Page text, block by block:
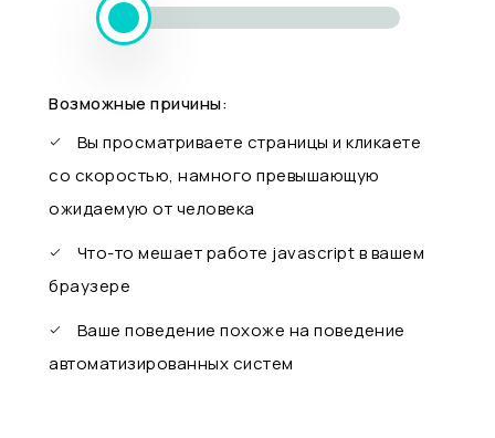
Возможные причины:
Вы просматриваете страницы и кликаете
со скоростью, намного превышающую
ожидаемую от человека
Что-то мешает работе javascript в вашем
браузере
Ваше поведение похоже на поведение
автоматизированных систем